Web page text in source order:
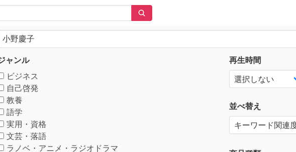
ャンル
ビジネス
自己啓発
教養
語学
実用・資格
文芸・落語
ラノベ・アニメ・ラジオドラマ
再生時間
並べ替え